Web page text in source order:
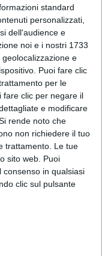
standard
personalizzati,
dell'audience e
noi e i nostri 1733
e
Puoi fare clic
per le
fare clic per negare il
e modificare
rende noto che
non richiedere il tuo
trattamento. Le tue
sito web. Puoi
in qualsiasi
clic sul pulsante
di Viareggio
sfilata!